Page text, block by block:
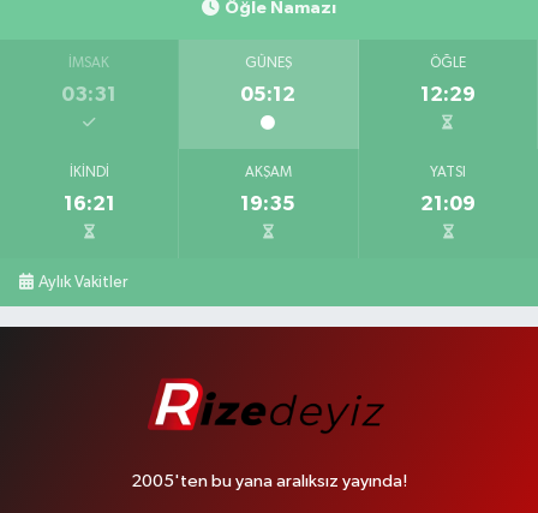
Öğle Namazı
İMSAK
03:31
GÜNEŞ
05:12
ÖĞLE
12:29
İKINDI
16:21
AKŞAM
19:35
YATSI
21:09
Aylık Vakitler
2005'ten bu yana aralıksız yayında!